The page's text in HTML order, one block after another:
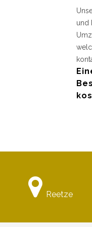
und
Reetze